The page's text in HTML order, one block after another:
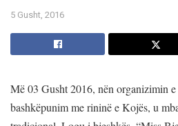
5 Gusht, 2016
Më 03 Gusht 2016, nën organizimin
bashkëpunim me rininë e Kojës, u